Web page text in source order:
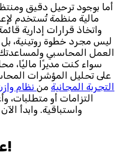
أما بوجود ترحيل دقيق
مالية منظمة تُستخدم
واتخاذ قرارات إدارية
ليس مجرد خطوة روتينية،
العمل المحاسبي
سواء كنت مديرًا ماليًا،
على تحليل المؤشرات
التجربة المجانية من نظام
التزامات أو متطلبات،
واستباقية. وابدأ
احجز‎ عرض توضيحي الآن!